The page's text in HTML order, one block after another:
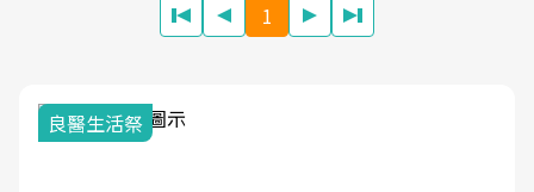
1
良醫生活祭